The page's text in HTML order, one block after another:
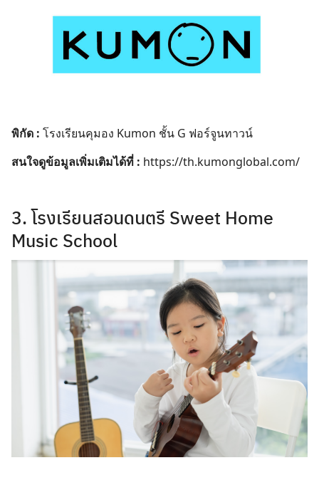
พิกัด : โรงเรียนคุมอง Kumon ชั้น G ฟอร์จูนทาวน์
สนใจดูข้อมูลเพิ่มเติมได้ที่ : https://th.kumonglobal.com/
3. โรงเรียนสอนดนตรี Sweet Home
Music School